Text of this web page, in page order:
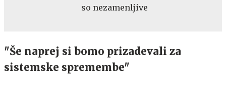
so nezamenljive
"Še naprej si bomo prizadevali za
sistemske spremembe"